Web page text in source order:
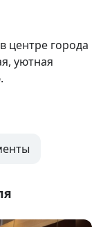
центре города
уютная